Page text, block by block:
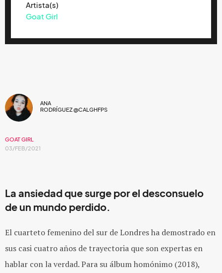
Artista(s)
Goat Girl
ANA
RODRÍGUEZ @CALGHFPS
GOAT GIRL
03/FEB/2021
La ansiedad que surge por el desconsuelo
de un mundo perdido.
El cuarteto femenino del sur de Londres ha demostrado en
sus casi cuatro años de trayectoria que son expertas en
hablar con la verdad. Para su álbum homónimo (2018),